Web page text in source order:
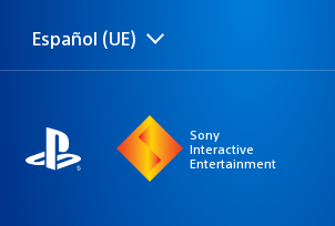
Selecciona
una
Región
actual:
Español (UE)
Sony
Interactive
Entertainment